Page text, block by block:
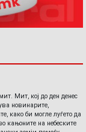
Мит, кој до ден денес
новинарите,
како би могле луѓето да
кањоните на небеските